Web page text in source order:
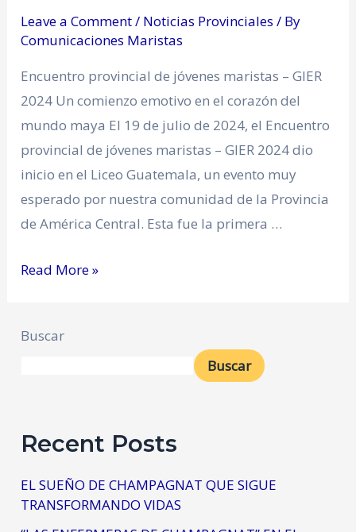
Leave a Comment/ Noticias Provinciales / By
Comunicaciones Maristas
Encuentro provincial de jóvenes maristas – GIER
2024 Un comienzo emotivo en el corazón del
mundo maya El 19 de julio de 2024, el Encuentro
provincial de jóvenes maristas – GIER 2024 dio
inicio en el Liceo Guatemala, un evento muy
esperado por nuestra comunidad de la Provincia
de América Central. Esta fue la primera …
Read More »
Buscar
Buscar
Recent Posts
EL SUEÑO DE CHAMPAGNAT QUE SIGUE
TRANSFORMANDO VIDAS